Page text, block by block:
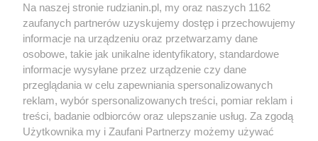
Wydawca mediów lokalnych
Nie zapomnij
zapoznać się z:
polityką prywatności regulamin korzystania z portali
Twojemiasto Skontaktuj sięz nami
Na naszej stronie rudzianin.pl, my oraz naszych 1162
zaufanych partnerów uzyskujemy dostęp i przechowujemy
informacje na urządzeniu oraz przetwarzamy dane
osobowe, takie jak unikalne identyfikatory, standardowe
informacje wysyłane przez urządzenie czy dane
przeglądania w celu zapewniania spersonalizowanych
reklam, wybór spersonalizowanych treści, pomiar reklam i
treści, badanie odbiorców oraz ulepszanie usług. Za zgodą
Użytkownika my i Zaufani Partnerzy możemy używać